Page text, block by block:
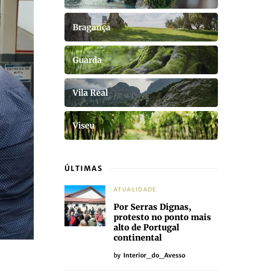
Bragança
Guarda
Vila Real
Viseu
ÚLTIMAS
ATUALIDADE
Por Serras Dignas,
protesto no ponto mais
alto de Portugal
continental
by Interior_do_Avesso